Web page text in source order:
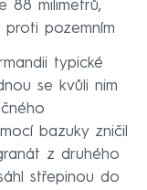
88 milimetrů,
pozemním
typické
se kvůli nim
bazuky zničil
z druhého
střepinou do